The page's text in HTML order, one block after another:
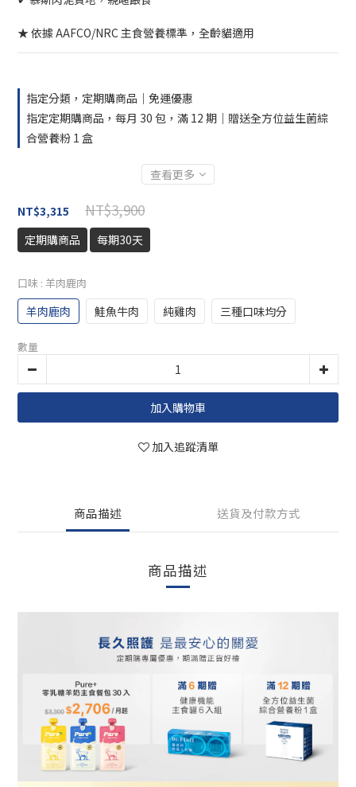
★ 依據 AAFCO/NRC 主食營養標準，全齡貓適用
指定分類，定期購商品｜免運優惠
指定定期購商品，每月 30 包，滿 12 期｜贈送全方位益生菌綜
合營養粉 1 盒
查看更多
NT$3,900
NT$3,315
定期購商品
每期30天
口味 : 羊肉鹿肉
羊肉鹿肉 鮭魚牛肉 純雞肉 三種口味均分
數量
加入購物車
加入追蹤清單
商品描述 送貨及付款方式
商品描述